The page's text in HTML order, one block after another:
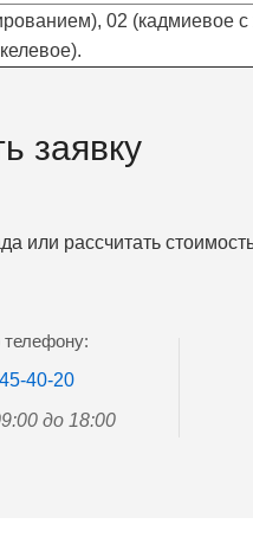
02 (кадмиевое
заявку
или рассчитать
телефону:
40-20
до 18:00